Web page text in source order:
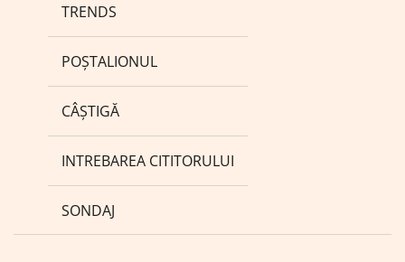
TRENDS
POȘTALIONUL
CÂȘTIGĂ
INTREBAREA CITITORULUI
SONDAJ